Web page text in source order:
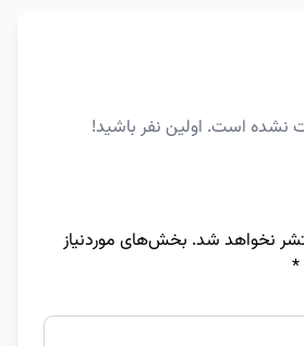
نشده است. اولین نفر باشید!
نخواهد شد. بخش‌های موردنیاز
*